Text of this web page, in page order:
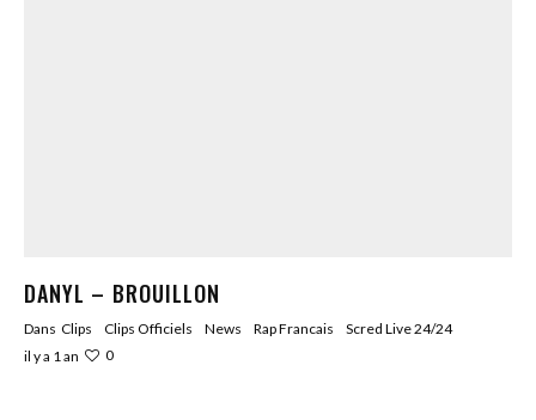
DANYL – BROUILLON
Dans Clips Clips Officiels News Rap Francais
Scred Live 24/24
il y a 1 an
0